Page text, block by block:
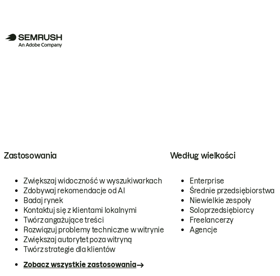
Zastosowania
Zwiększaj widoczność w wyszukiwarkach
Zdobywaj rekomendacje od AI
Badaj rynek
Kontaktuj się z klientami lokalnymi
Twórz angażujące treści
Rozwiązuj problemy techniczne w witrynie
Zwiększaj autorytet poza witryną
Twórz strategie dla klientów
Zobacz wszystkie zastosowania
Według wielkości
Enterprise
Średnie przedsiębiorstwa
Niewielkie zespoły
Soloprzedsiębiorcy
Freelancerzy
Agencje